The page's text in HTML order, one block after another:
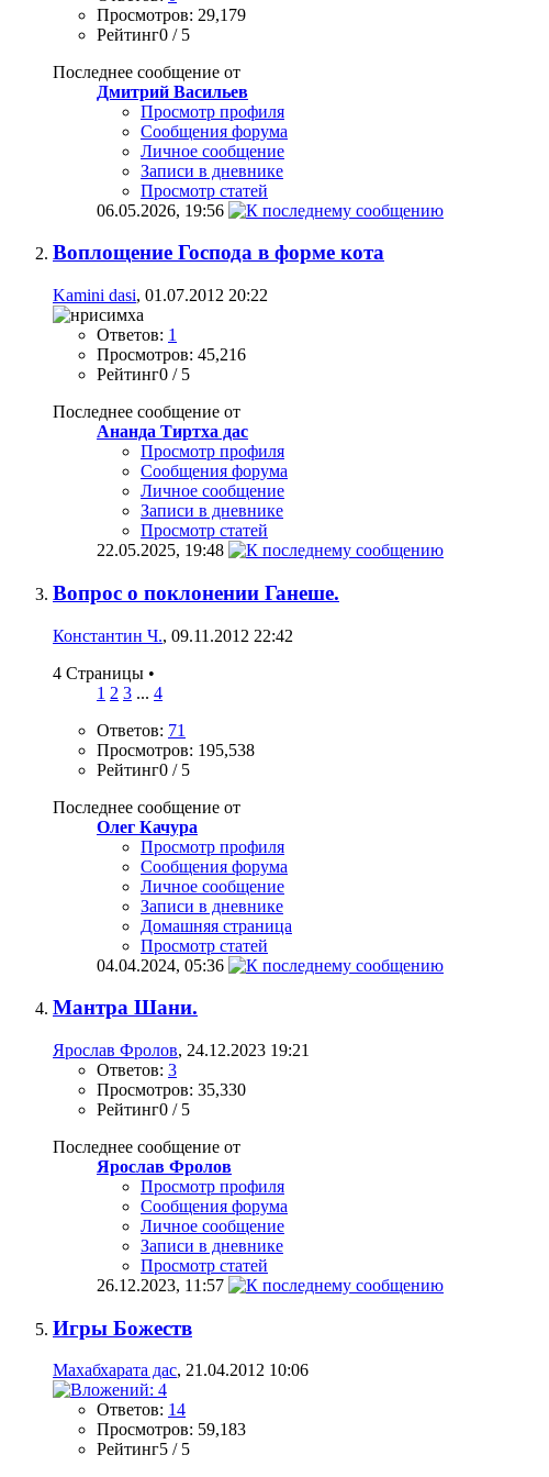
Просмотров: 29,179
Рейтинг0 / 5
Последнее сообщение от
Дмитрий Васильев
Просмотр профиля
Сообщения форума
Личное сообщение
Записи в дневнике
Просмотр статей
06.05.2026, 19:56
Воплощение Господа в форме кота
Kamini dasi, 01.07.2012 20:22
Ответов: 1
Просмотров: 45,216
Рейтинг0 / 5
Последнее сообщение от
Ананда Тиртха дас
Просмотр профиля
Сообщения форума
Личное сообщение
Записи в дневнике
Просмотр статей
22.05.2025, 19:48
Вопрос о поклонении Ганеше.
Константин Ч., 09.11.2012 22:42
4 Страницы •
1 2 3 ... 4
Ответов: 71
Просмотров: 195,538
Рейтинг0 / 5
Последнее сообщение от
Олег Качура
Просмотр профиля
Сообщения форума
Личное сообщение
Записи в дневнике
Домашняя страница
Просмотр статей
04.04.2024, 05:36
Мантра Шани.
Ярослав Фролов, 24.12.2023 19:21
Ответов: 3
Просмотров: 35,330
Рейтинг0 / 5
Последнее сообщение от
Ярослав Фролов
Просмотр профиля
Сообщения форума
Личное сообщение
Записи в дневнике
Просмотр статей
26.12.2023, 11:57
Игры Божеств
Махабхарата дас, 21.04.2012 10:06
Ответов: 14
Просмотров: 59,183
Рейтинг5 / 5